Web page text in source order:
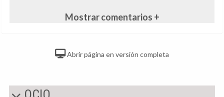
Mostrar comentarios +
Abrir página en versión completa